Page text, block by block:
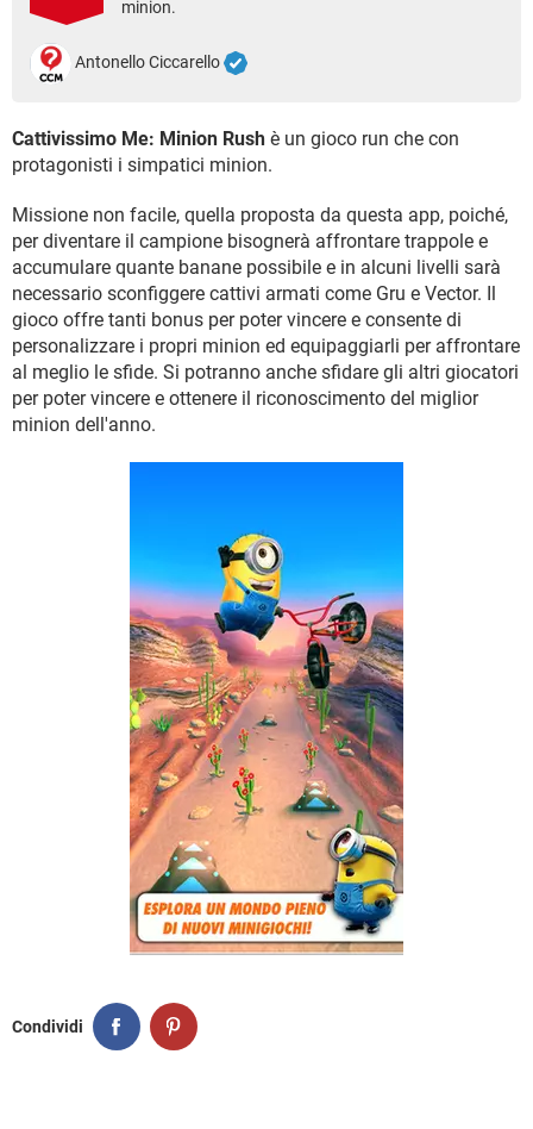
HARDWARE
minion.
Antonello Ciccarello
Cattivissimo Me: Minion Rush è un gioco run che con
protagonisti i simpatici minion.
Missione non facile, quella proposta da questa app, poiché,
per diventare il campione bisognerà affrontare trappole e
accumulare quante banane possibile e in alcuni livelli sarà
necessario sconfiggere cattivi armati come Gru e Vector. Il
gioco offre tanti bonus per poter vincere e consente di
personalizzare i propri minion ed equipaggiarli per affrontare
al meglio le sfide. Si potranno anche sfidare gli altri giocatori
per poter vincere e ottenere il riconoscimento del miglior
minion dell'anno.
Condividi